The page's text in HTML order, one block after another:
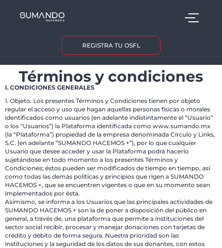
REGISTRA TU OSFL
Términos y condiciones
I. CONDICIONES GENERALES
1. Objeto. Los presentes Términos y Condiciones tienen por objeto
regular el acceso y uso que hagan aquellas personas físicas o morales
identificados como usuarios (en adelante indistintamente el “Usuario”
o los “Usuarios”) la Plataforma identificada como www.sumando.mx
(la “Plataforma”) propiedad de la empresa denominada Círculo y Links,
S.C. (en adelante “SUMANDO HACEMOS +”), por lo que cualquier
Usuario que desee acceder y usar la Plataforma podrá hacerlo
sujetándose en todo momento a los presentes Términos y
Condiciones; éstos pueden ser modificados de tiempo en tiempo, así
como todas las demás políticas y principios que rigen a SUMANDO
HACEMOS +, que se encuentren vigentes o que en su momento sean
implementados por ésta.
Asimismo, se informa a los Usuarios que las principales actividades de
SUMANDO HACEMOS + son la de poner a disposición del público en
general, a través de, una plataforma que permite a instituciones del
sector social recibir, procesar y manejar donaciones con tarjetas de
crédito y débito de forma segura. Nuestra prioridad son las
instituciones y la seguridad de los datos de sus donantes, con estos